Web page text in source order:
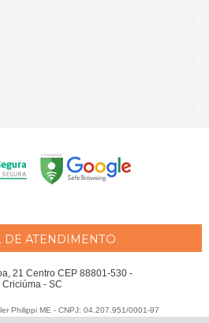
DE ATENDIMENTO
21 Centro CEP 88801-530 -
Criciúma - SC
Philippi ME - CNPJ: 04.207.951/0001-97